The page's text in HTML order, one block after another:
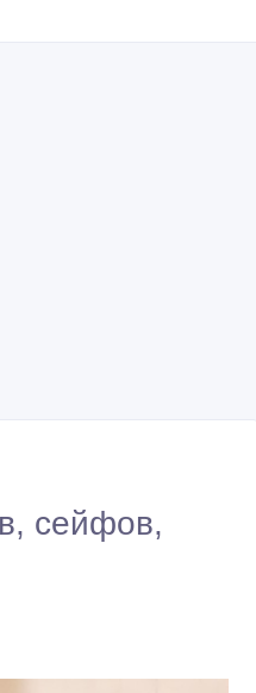
сейфов,